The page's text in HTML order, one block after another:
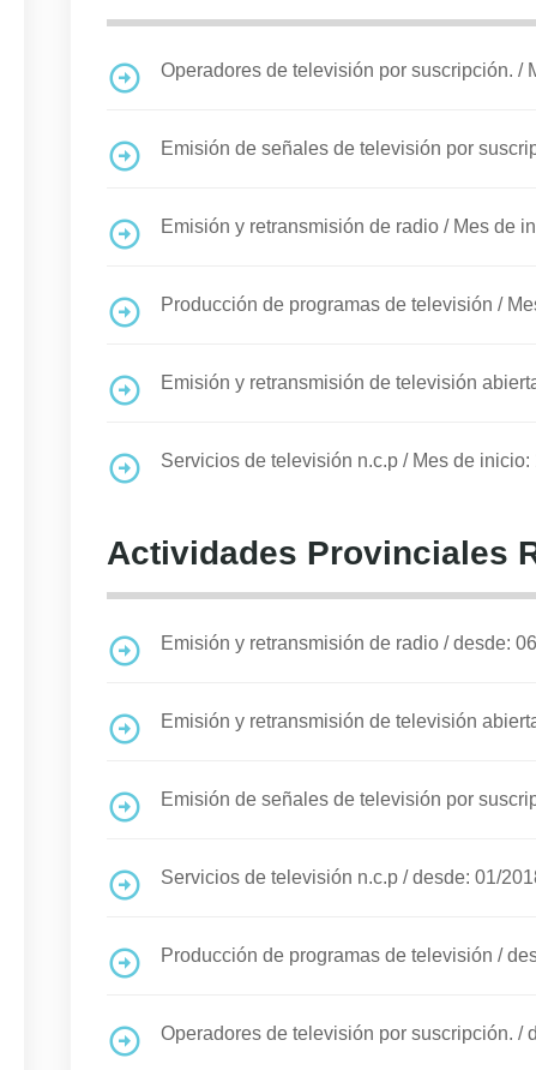
Operadores de televisión por suscripción. /
Emisión de señales de televisión por
Emisión y retransmisión de radio / Mes de
Producción de programas de televisión /
Emisión y retransmisión de televisión
Servicios de televisión n.c.p / Mes de inicio:
Actividades Provinciales
Emisión y retransmisión de radio /desde:
Emisión y retransmisión de televisión
Emisión de señales de televisión por
Servicios de televisión n.c.p /desde: 01/
Producción de programas de televisión /
Operadores de televisión por suscripción. /